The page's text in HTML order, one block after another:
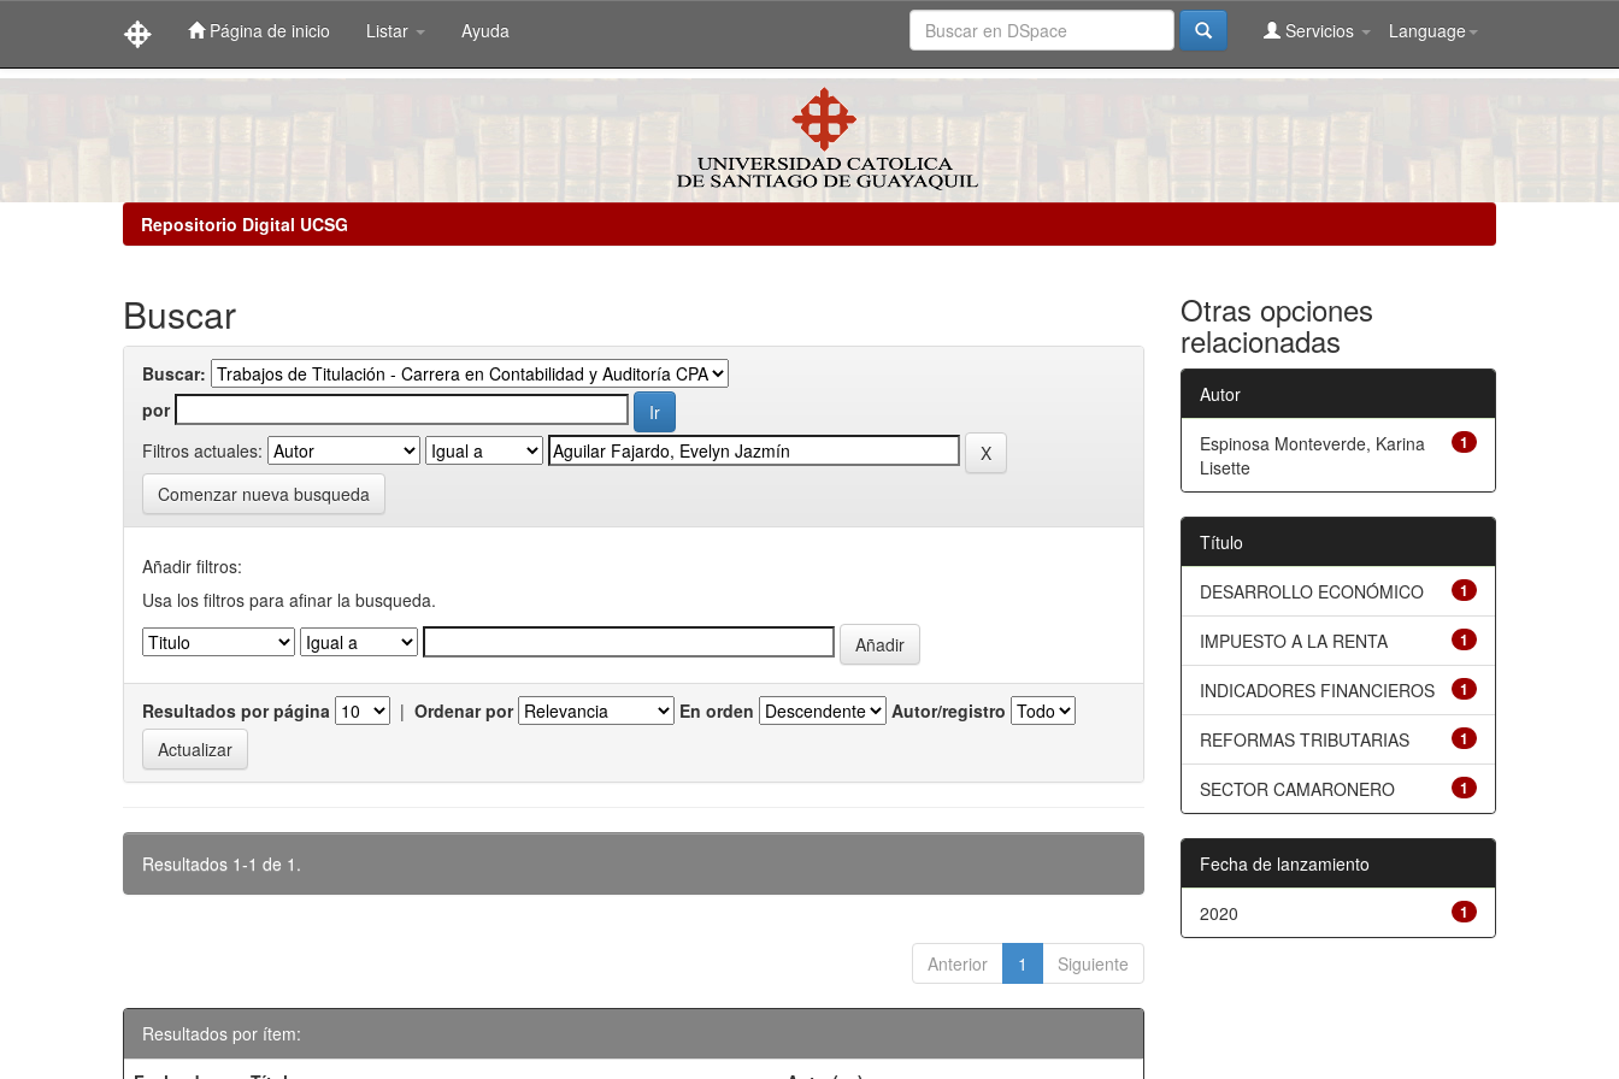
Página de inicio Listar Ayuda Language
Servicios
Repositorio Digital UCSG
Buscar
Buscar:
por
Filtros actuales:
Comenzar nueva busqueda
Añadir filtros:
Usa los filtros para afinar la busqueda.
Resultados por página | Ordenar por En orden Autor/registro
Resultados 1-1 de 1.
Anterior 1 Siguiente
Resultados por ítem:
Otras opciones
relacionadas
Autor
1
Espinosa Monteverde, Karina
Lisette
Título
1
DESARROLLO ECONÓMICO
1
IMPUESTO A LA RENTA
1
INDICADORES FINANCIEROS
1
REFORMAS TRIBUTARIAS
1
SECTOR CAMARONERO
Fecha de lanzamiento
1
2020